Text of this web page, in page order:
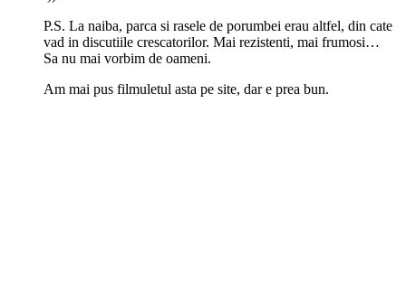
P.S. La naiba, parca si rasele de porumbei erau altfel, din cate
vad in discutiile crescatorilor. Mai rezistenti, mai frumosi…
Sa nu mai vorbim de oameni.
Am mai pus filmuletul asta pe site, dar e prea bun.